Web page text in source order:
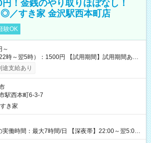
！金銭のやり取りほぼなし！
／すき家 金沢駅西本町店
験OK
～
時）：1500円 【試用期間】試用期間あり
さ：1ヶ月 雇用形態、給与は本採用時と同じです。
実態は30日（※条件変更なし）ですが、切り上げで
途支給あり
駅西本町6-3-7
き家
実働時間：最大7時間/日 【深夜帯】22:00～翌5:00
2h～OK◎ ※22:00から翌5:00までは18歳以上の方